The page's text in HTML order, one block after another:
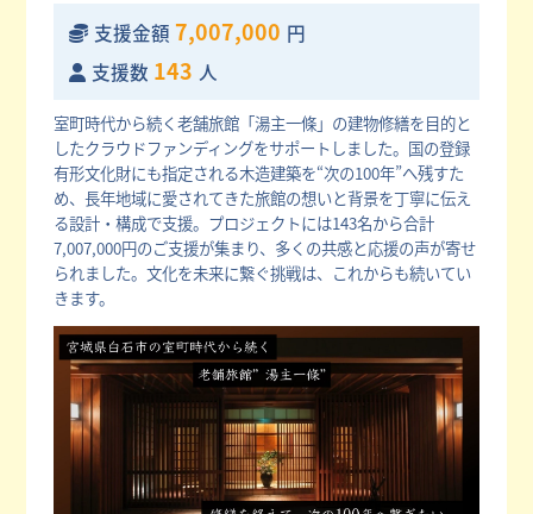
支援金額 7,007,000 円
支援数 143 人
室町時代から続く老舗旅館「湯主一條」の建物修繕を目的と
したクラウドファンディングをサポートしました。国の登録
有形文化財にも指定される木造建築を“次の100年”へ残すた
め、長年地域に愛されてきた旅館の想いと背景を丁寧に伝え
る設計・構成で支援。プロジェクトには143名から合計
7,007,000円のご支援が集まり、多くの共感と応援の声が寄せ
られました。文化を未来に繋ぐ挑戦は、これからも続いてい
きます。